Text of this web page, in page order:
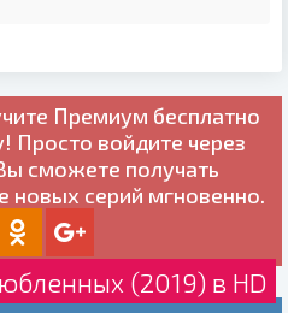
Премиум бесплатно
Просто войдите через
сможете получать
новых серий мгновенно.
(2019) в HD